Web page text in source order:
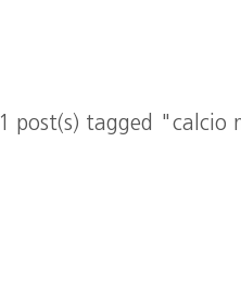
1 post(s) tagged "calcio